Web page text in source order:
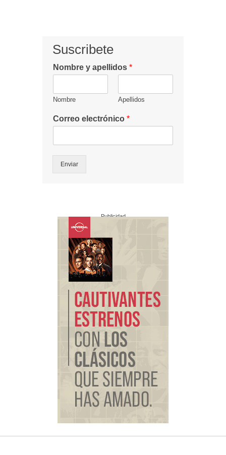
Suscribete
Nombre y apellidos *
Nombre Apellidos
Correo electrónico *
Enviar
Publicidad